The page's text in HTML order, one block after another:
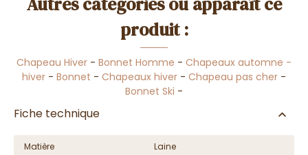
produit :
Chapeau Hiver - Bonnet Homme - Chapeaux automne -
hiver - Bonnet - Chapeaux hiver - Chapeau pas cher -
Bonnet Ski -
Fiche technique
Matière
Laine